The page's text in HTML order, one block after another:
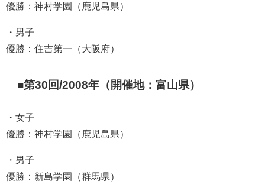
優勝：神村学園（鹿児島県）
・男子
優勝：住吉第一（大阪府）
■第30回/2008年（開催地：富山県）
・女子
優勝：神村学園（鹿児島県）
・男子
優勝：新島学園（群馬県）